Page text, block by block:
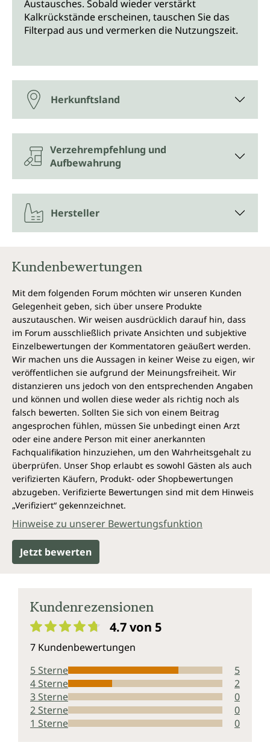
Austausches. Sobald wieder verstärkt
Kalkrückstände erscheinen, tauschen Sie das
Filterpad aus und vermerken die Nutzungszeit.
Herkunftsland
Verzehrempfehlung und
Aufbewahrung
Hersteller
Kundenbewertungen
Mit dem folgenden Forum möchten wir unseren Kunden
Gelegenheit geben, sich über unsere Produkte
auszutauschen. Wir weisen ausdrücklich darauf hin, dass
im Forum ausschließlich private Ansichten und subjektive
Einzelbewertungen der Kommentatoren geäußert werden.
Wir machen uns die Aussagen in keiner Weise zu eigen, wir
veröffentlichen sie aufgrund der Meinungsfreiheit. Wir
distanzieren uns jedoch von den entsprechenden Angaben
und können und wollen diese weder als richtig noch als
falsch bewerten. Sollten Sie sich von einem Beitrag
angesprochen fühlen, müssen Sie unbedingt einen Arzt
oder eine andere Person mit einer anerkannten
Fachqualifikation hinzuziehen, um den Wahrheitsgehalt zu
überprüfen. Unser Shop erlaubt es sowohl Gästen als auch
verifizierten Käufern, Produkt- oder Shopbewertungen
abzugeben. Verifizierte Bewertungen sind mit dem Hinweis
„Verifiziert“ gekennzeichnet.
Hinweise zu unserer Bewertungsfunktion
Jetzt bewerten
Kundenrezensionen
4.7 von 5
7 Kundenbewertungen
5 Sterne
5
4 Sterne
2
3 Sterne
0
2 Sterne
0
1 Sterne
0